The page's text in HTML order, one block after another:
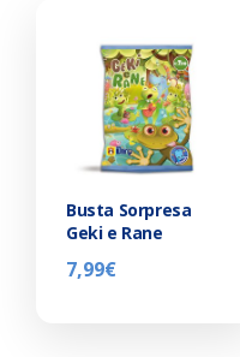
Busta Sorpresa
Geki e Rane
7,99€